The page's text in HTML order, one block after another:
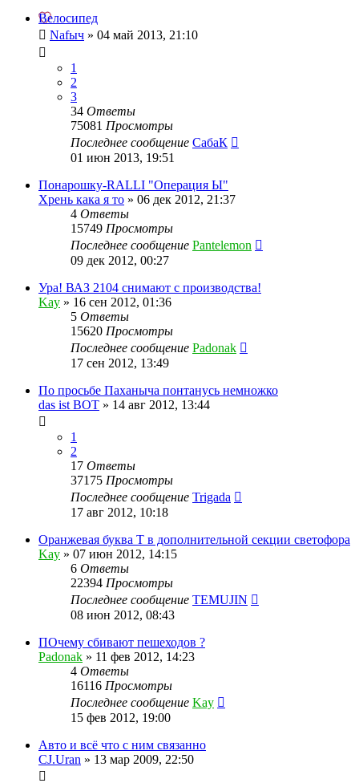
Велосипед
Nafыч » 04 май 2013, 21:10
1
2
3
34 Ответы
75081 Просмотры
Последнее сообщение СабаК
01 июн 2013, 19:51
Понарошку-RALLI "Операция Ы"
Хрень кака я то » 06 дек 2012, 21:37
4 Ответы
15749 Просмотры
Последнее сообщение Pantelemon
09 дек 2012, 00:27
Ура! ВАЗ 2104 снимают с производства!
Kay » 16 сен 2012, 01:36
5 Ответы
15620 Просмотры
Последнее сообщение Padonak
17 сен 2012, 13:49
По просьбе Паханыча понтанусь немножко
das ist BOT » 14 авг 2012, 13:44
1
2
17 Ответы
37175 Просмотры
Последнее сообщение Trigada
17 авг 2012, 10:18
Оранжевая буква Т в дополнительной секции светофора
Kay » 07 июн 2012, 14:15
6 Ответы
22394 Просмотры
Последнее сообщение TEMUJIN
08 июн 2012, 08:43
ПОчему сбивают пешеходов ?
Padonak » 11 фев 2012, 14:23
4 Ответы
16116 Просмотры
Последнее сообщение Kay
15 фев 2012, 19:00
Авто и всё что с ним связанно
CJ.Uran » 13 мар 2009, 22:50